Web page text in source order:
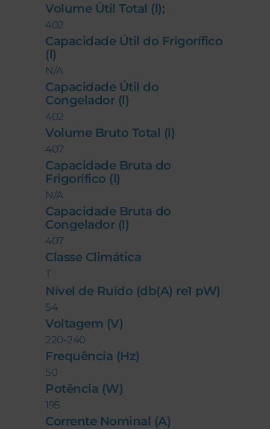
Volume Útil Total (l);
402
Capacidade Útil do Frigorífico
(l)
N/A
Capacidade Útil do
Congelador (l)
402
Volume Bruto Total (l)
407
Capacidade Bruta do
Frigorífico (l)
N/A
Capacidade Bruta do
Congelador (l)
407
Classe Climática
T
Nível de Ruído (db(A) re1 pW)
54
Voltagem (V)
220-240
Frequência (Hz)
50
Potência (W)
195
Corrente Nominal (A)